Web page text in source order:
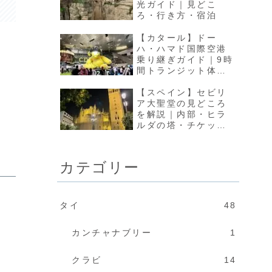
光ガイド｜見どこ
ろ・行き方・宿泊
【カタール】ドー
ハ・ハマド国際空港
乗り継ぎガイド｜9時
間トランジット体験
【スペイン】セビリ
ア大聖堂の見どころ
を解説｜内部・ヒラ
ルダの塔・チケット
カテゴリー
タイ 48
カンチャナブリー 1
クラビ 14